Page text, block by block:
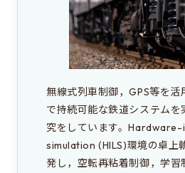
無線式列車制御，GPS等を
で持続可能な鉄道システムを
究をしています。
simulation (HILS)環境の卓上
発し，空転再粘着制御，学習